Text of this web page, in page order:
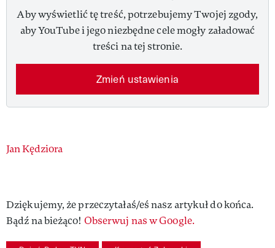
Aby wyświetlić tę treść, potrzebujemy Twojej zgody,
aby YouTube i jego niezbędne cele mogły załadować
treści na tej stronie.
Zmień ustawienia
Authors
Jan Kędziora
Dziękujemy, że przeczytałaś/eś nasz artykuł do końca.
Bądź na bieżąco! Obserwuj nas w Google.